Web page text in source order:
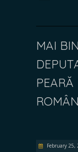
MAI
February 25,